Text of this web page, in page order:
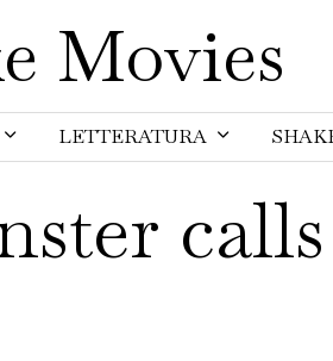
Movies
LETTERATURA
calls